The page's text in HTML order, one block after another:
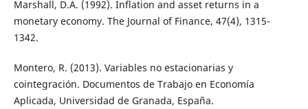
Marshall, D.A. (1992). Inflation and asset returns in a
monetary economy. The Journal of Finance, 47(4), 1315-
1342.
Montero, R. (2013). Variables no estacionarias y
cointegración. Documentos de Trabajo en Economía
Aplicada, Universidad de Granada, España.